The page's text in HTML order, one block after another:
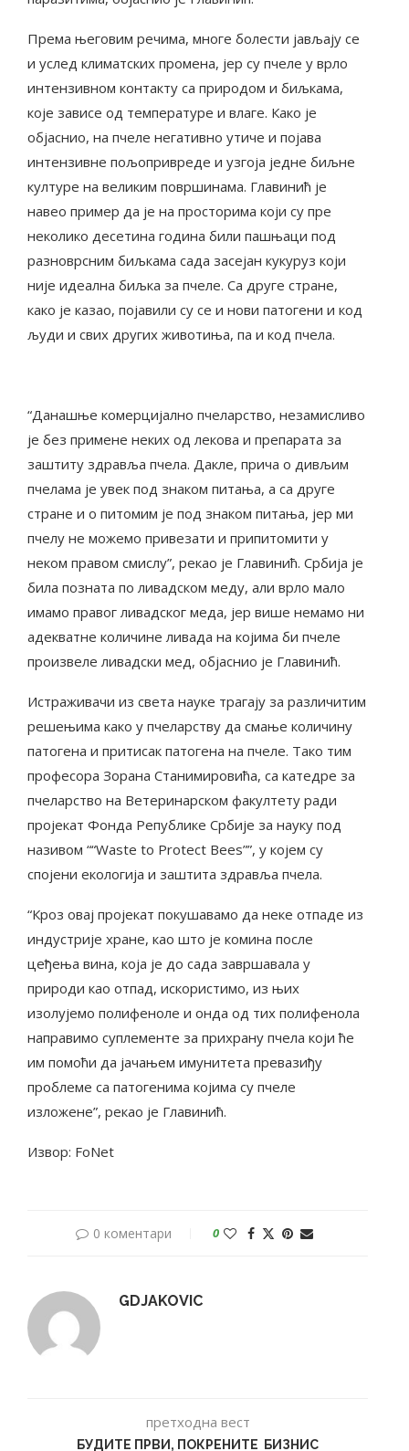
Према његовим речима, многе болести јављају се
и услед климатских промена, јер су пчеле у врло
интензивном контакту са природом и биљкама,
које зависе од температуре и влаге. Како је
објаснио, на пчеле негативно утиче и појава
интензивне пољопривреде и узгоја једне биљне
културе на великим површинама. Главинић је
навео пример да је на просторима који су пре
неколико десетина година били пашњаци под
разноврсним биљкама сада засејан кукуруз који
није идеална биљка за пчеле. Са друге стране,
како је казао, појавили су се и нови патогени и код
људи и свих других животиња, па и код пчела.
“Данашње комерцијално пчеларство, незамисливо
је без примене неких од лекова и препарата за
заштиту здравља пчела. Дакле, прича о дивљим
пчелама је увек под знаком питања, а са друге
стране и о питомим је под знаком питања, јер ми
пчелу не можемо привезати и припитомити у
неком правом смислу”, рекао је Главинић. Србија је
била позната по ливадском меду, али врло мало
имамо правог ливадског меда, јер више немамо ни
адекватне количине ливада на којима би пчеле
произвеле ливадски мед, објаснио је Главинић.
Истраживачи из света науке трагају за различитим
решењима како у пчеларству да смање количину
патогена и притисак патогена на пчеле. Тако тим
професора Зорана Станимировића, са катедре за
пчеларство на Ветеринарском факултету ради
пројекат Фонда Републике Србије за науку под
називом ““Waste to Protect Bees””, у којем су
спојени екологија и заштита здравља пчела.
“Кроз овај пројекат покушавамо да неке отпаде из
индустрије хране, као што је комина после
цеђења вина, која је до сада завршавала у
природи као отпад, искористимо, из њих
изолујемо полифеноле и онда од тих полифенола
направимо суплементе за прихрану пчела који ће
им помоћи да јачањем имунитета превазиђу
проблеме са патогенима којима су пчеле
изложене”, рекао је Главинић.
Извор: FoNet
0 коментари 0
GDJAKOVIC
претходна вест
БУДИТЕ ПРВИ, ПОКРЕНИТЕ БИЗНИС